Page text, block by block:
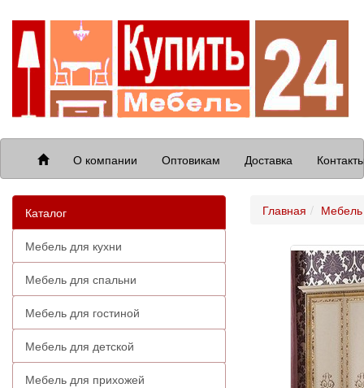
О компании Оптовикам Доставка
Каталог
Мебель для кухни
Мебель для спальни
Мебель для гостиной
Мебель для детской
Мебель для прихожей
Главная